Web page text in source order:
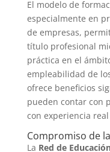
El modelo de
especialmente en
de empresas,
título profesional
práctica en el
empleabilidad de
ofrece beneficios
pueden contar con
con experiencia
Compromiso de
La Red de